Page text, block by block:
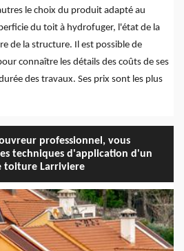
le choix du produit adapté au
du toit à hydrofuger, l'état de la
de la structure. Il est possible de
connaître les détails des coûts de ses
des travaux. Ses prix sont les plus
professionnel, vous
techniques d'application d'un
toiture Larriviere